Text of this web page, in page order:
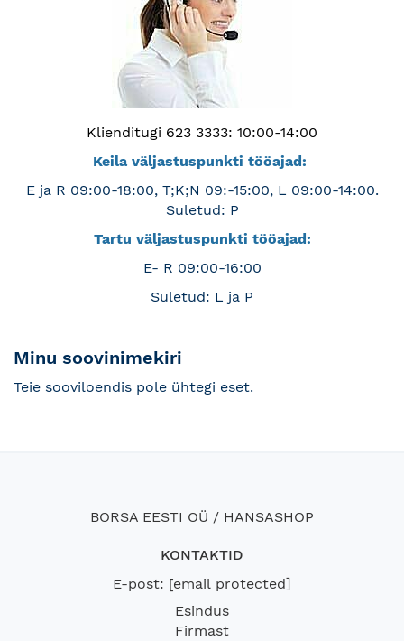
Klienditugi 623 3333: 10:00-14:00
Keila väljastuspunkti tööajad:
E ja R 09:00-18:00, T;K;N 09:-15:00, L 09:00-14:00.
Suletud: P
Tartu väljastuspunkti tööajad:
E- R 09:00-16:00
Suletud: L ja P
Minu soovinimekiri
Teie sooviloendis pole ühtegi eset.
BORSA EESTI OÜ / HANSASHOP
KONTAKTID
E-post: [email protected]
Esindus
Firmast